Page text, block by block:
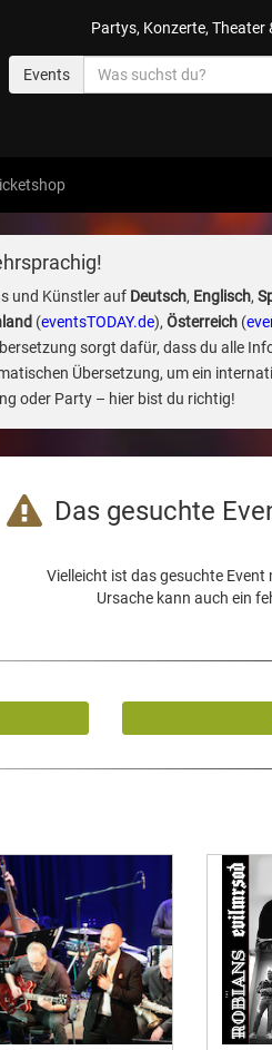
Partys, Konzerte, Theater
Events
und Künstler auf Deutsch, Englisch,
(eventsTODAY.de), Österreich(
sorgt dafür, dass du alle
Übersetzung, um ein
oder Party – hier bist du richtig!
Das gesuchte
Vielleicht ist das gesuchte
Ursache kann auch ein